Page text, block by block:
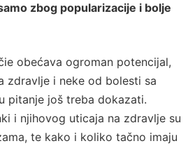
zbog popularizacije i bolje
obećava ogroman potencijal,
zdravlje i neke od bolesti sa
pitanje još treba dokazati.
i njihovog uticaja na zdravlje su
te kako i koliko tačno imaju